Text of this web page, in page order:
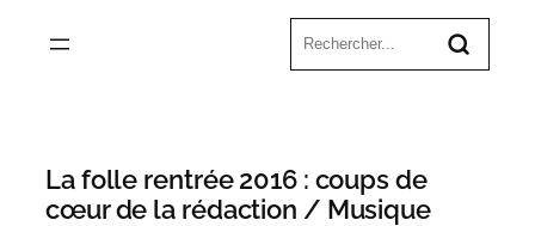
La folle rentrée 2016 : coups de
cœur de la rédaction / Musique